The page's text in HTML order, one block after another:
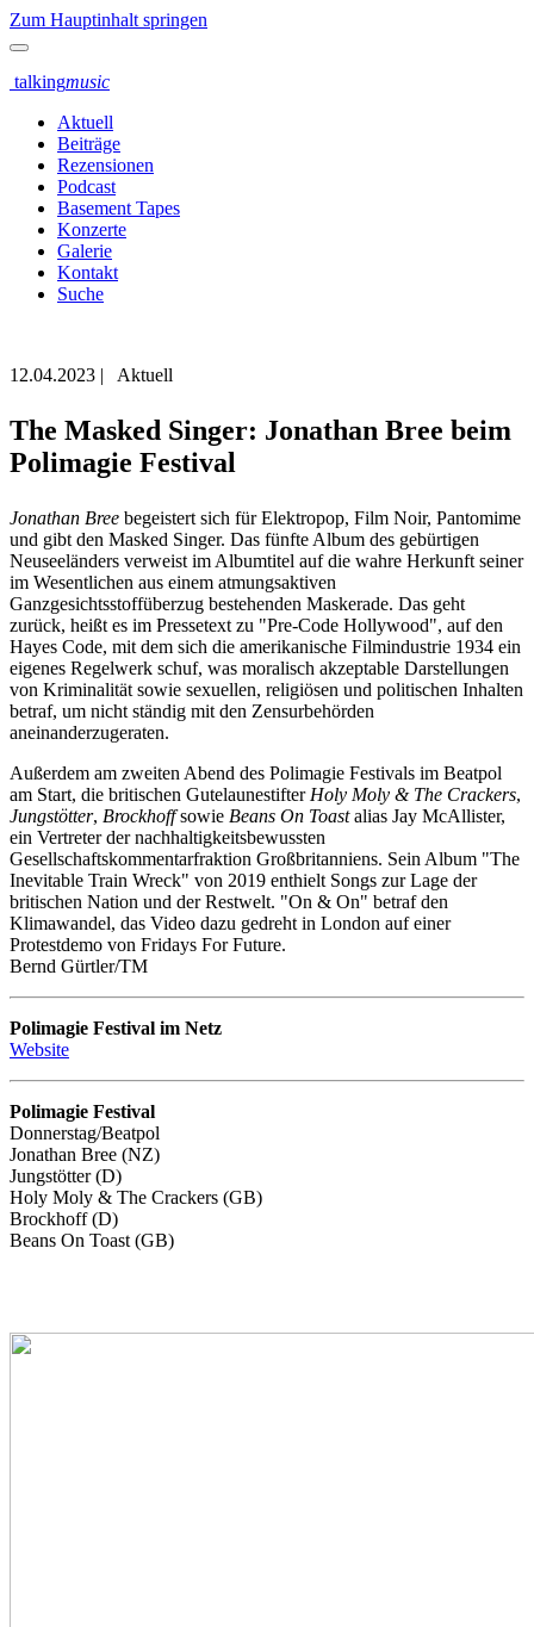
Zum Hauptinhalt springen
talkingmusic
Aktuell
Beiträge
Rezensionen
Podcast
Basement Tapes
Konzerte
Galerie
Kontakt
Suche
12.04.2023 | Aktuell
The Masked Singer: Jonathan Bree beim
Polimagie Festival
Jonathan Bree begeistert sich für Elektropop, Film Noir, Pantomime
und gibt den Masked Singer. Das fünfte Album des gebürtigen
Neuseeländers verweist im Albumtitel auf die wahre Herkunft seiner
im Wesentlichen aus einem atmungsaktiven
Ganzgesichtsstoffüberzug bestehenden Maskerade. Das geht
zurück, heißt es im Pressetext zu "Pre-Code Hollywood", auf den
Hayes Code, mit dem sich die amerikanische Filmindustrie 1934 ein
eigenes Regelwerk schuf, was moralisch akzeptable Darstellungen
von Kriminalität sowie sexuellen, religiösen und politischen Inhalten
betraf, um nicht ständig mit den Zensurbehörden
aneinanderzugeraten.
Außerdem am zweiten Abend des Polimagie Festivals im Beatpol
am Start, die britischen Gutelaunestifter Holy Moly & The Crackers,
Jungstötter, Brockhoffsowie Beans On Toastalias Jay McAllister,
ein Vertreter der nachhaltigkeitsbewussten
Gesellschaftskommentarfraktion Großbritanniens. Sein Album "The
Inevitable Train Wreck" von 2019 enthielt Songs zur Lage der
britischen Nation und der Restwelt. "On & On" betraf den
Klimawandel, das Video dazu gedreht in London auf einer
Protestdemo von Fridays For Future.
Bernd Gürtler/TM
Polimagie Festival im Netz
Website
Polimagie Festival
Donnerstag/Beatpol
Jonathan Bree (NZ)
Jungstötter (D)
Holy Moly & The Crackers (GB)
Brockhoff (D)
Beans On Toast (GB)